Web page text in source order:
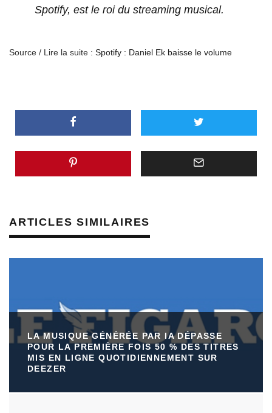
Spotify, est le roi du streaming musical.
Source / Lire la suite : Spotify : Daniel Ek baisse le volume
ARTICLES SIMILAIRES
LA MUSIQUE GÉNÉRÉE PAR IA DÉPASSE
POUR LA PREMIÈRE FOIS 50 % DES TITRES
MIS EN LIGNE QUOTIDIENNEMENT SUR
DEEZER